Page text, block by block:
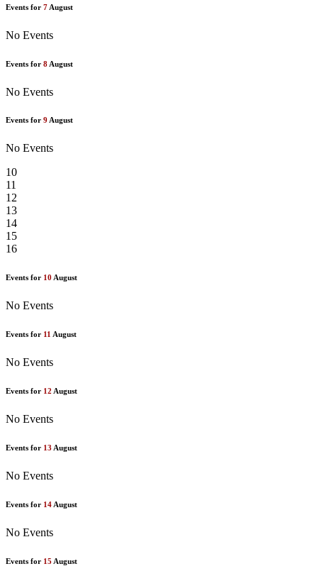
Events for 7 August
No Events
Events for 8 August
No Events
Events for 9 August
No Events
10
11
12
13
14
15
16
Events for 10 August
No Events
Events for 11 August
No Events
Events for 12 August
No Events
Events for 13 August
No Events
Events for 14 August
No Events
Events for 15 August